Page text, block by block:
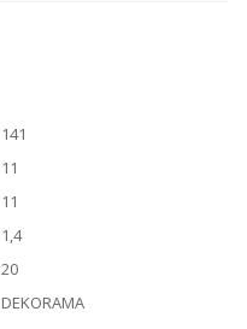
141
11
11
1,4
20
DEKORAMA